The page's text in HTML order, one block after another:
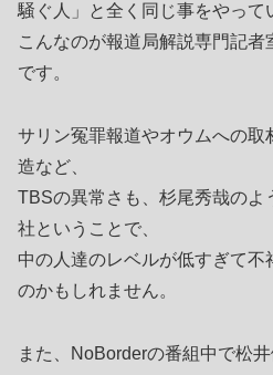
騒ぐ人」と全く同じ事をやって
こんなのが報道局解説専門記
です。
サリン冤罪報道やオウムへの取
造など、
TBSの異常さも、杉尾秀哉のよ
社ということで、
中の人達のレベルが低すぎて
のかもしれません。
また、NoBorderの番組中で松